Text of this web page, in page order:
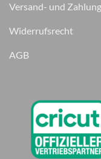
Versand- und
Widerrufsrecht
AGB